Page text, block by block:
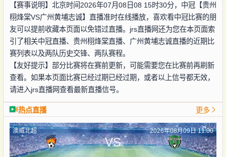
【赛事说明】北京时间2026年07月08日08 15时30分，中冠【贵州
栩烽棠VS广州黄埔志诚】直播准时在线播放，喜欢看中冠比赛的朋
友可以提前收藏本页面以免错过直播。jrs直播网还为您在本页面索
引了相关中冠直播、贵州栩烽棠直播、广州黄埔志诚直播的近期比
赛列表以及两队历史交锋、两队赛程。
【友好提示】部分比赛将在赛前更新，可能需要您在比赛前再刷新
查看。如果本页面比赛已经过期已经过期，或者以上信号都无效，
请进入jrs直播网查看最新直播信号。
热点直播 更多
澳威北超 2026年08月09日 11:00
VS